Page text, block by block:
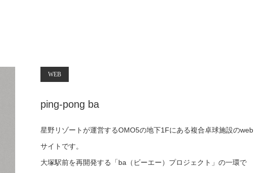
WEB
ping-pong ba
星野リゾートが運営するOMO5の地下1Fにある複合卓球施設のweb
サイトです。
大塚駅前を再開発する「ba（ビーエー）プロジェクト」の一環で